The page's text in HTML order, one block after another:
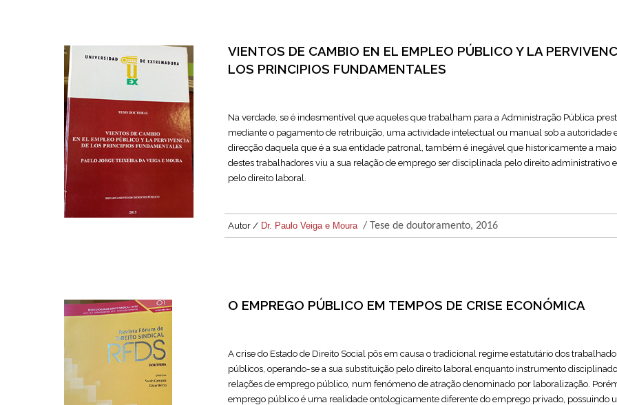
VIENTOS DE CAMBIO EN EL EMPLEO PÚBLICO Y LA
LOS PRINCIPIOS FUNDAMENTALES
Na verdade, se é indesmentível que aqueles que trabalham para a Administração Pública
mediante o pagamento de retribuição, uma actividade intelectual ou manual sob a autoridade
direcção daquela que é a sua entidade patronal, também é inegável que historicamente a
destes trabalhadores viu a sua relação de emprego ser disciplinada pelo direito administrativo
pelo direito laboral.
Autor / Dr. Paulo Veiga e Moura / Tese de doutoramento, 2016
O EMPREGO PÚBLICO EM TEMPOS DE CRISE ECONÓMICA
A crise do Estado de Direito Social pôs em causa o tradicional regime estatutário dos
públicos, operando-se a sua substituição pelo direito laboral enquanto instrumento
relações de emprego público, num fenómeno de atração denominado por laboralização.
emprego público é uma realidade ontologicamente diferente do emprego privado, possuindo